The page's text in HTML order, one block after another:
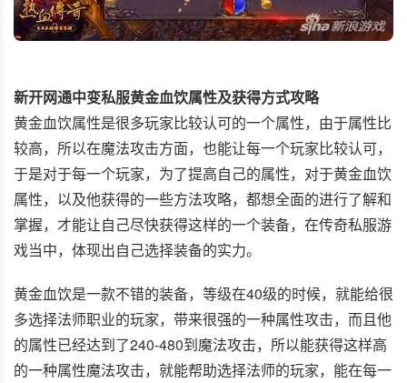
新开网通中变私服黄金血饮属性及获得方式攻略
黄金血饮属性是很多玩家比较认可的一个属性，由于属性比
较高，所以在魔法攻击方面，也能让每一个玩家比较认可，
于是对于每一个玩家，为了提高自己的属性，对于黄金血饮
属性，以及他获得的一些方法攻略，都想全面的进行了解和
掌握，才能让自己尽快获得这样的一个装备，在传奇私服游
戏当中，体现出自己选择装备的实力。
黄金血饮是一款不错的装备，等级在40级的时候，就能给很
多选择法师职业的玩家，带来很强的一种属性攻击，而且他
的属性已经达到了240-480到魔法攻击，所以能获得这样高
的一种属性魔法攻击，就能帮助选择法师的玩家，能在每一